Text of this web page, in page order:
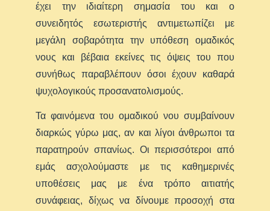
έχει την ιδιαίτερη σημασία του και ο
συνειδητός εσωτεριστής αντιμετωπίζει με
μεγάλη σοβαρότητα την υπόθεση ομαδικός
νους και βέβαια εκείνες τις όψεις του που
συνήθως παραβλέπουν όσοι έχουν καθαρά
ψυχολογικούς προσανατολισμούς.
Τα φαινόμενα του ομαδικού νου συμβαίνουν
διαρκώς γύρω μας, αν και λίγοι άνθρωποι τα
παρατηρούν σπανίως. Οι περισσότεροι από
εμάς ασχολούμαστε με τις καθημερινές
υποθέσεις μας με ένα τρόπο αιτιατής
συνάφειας, δίχως να δίνουμε προσοχή στα